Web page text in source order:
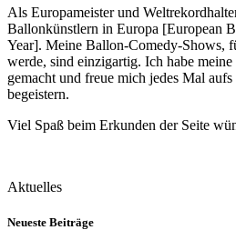
Als Europameister und
Ballonkünstlern in Europa [European
Year]. Meine Ballon-Comedy-Shows,
werde, sind einzigartig. Ich habe
gemacht und freue mich jedes Mal
begeistern.
Viel Spaß beim Erkunden der Seite
Aktuelles
Neueste Beiträge